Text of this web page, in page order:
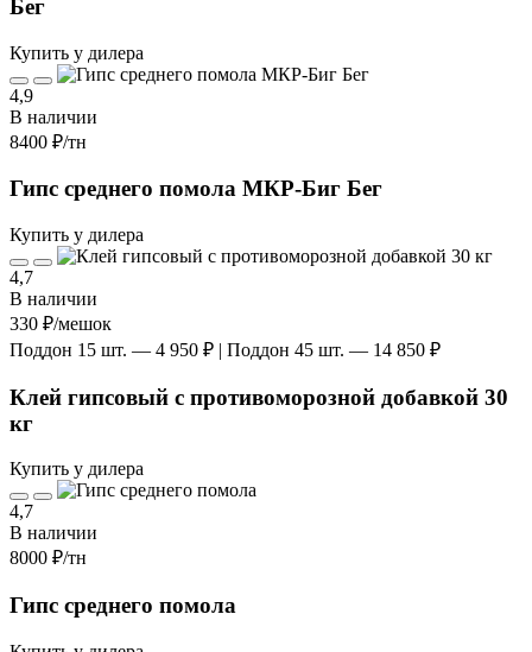
Бег
Купить у дилера
4,9
В наличии
8400 ₽/тн
Гипс среднего помола МКР-Биг Бег
Купить у дилера
4,7
В наличии
330 ₽/мешок
Поддон 15 шт. — 4 950 ₽ | Поддон 45 шт. — 14 850 ₽
Клей гипсовый с противоморозной добавкой 30
кг
Купить у дилера
4,7
В наличии
8000 ₽/тн
Гипс среднего помола